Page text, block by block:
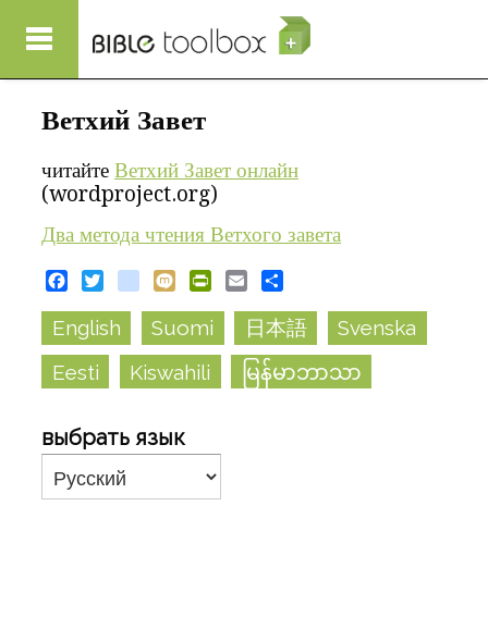
Перейти к основному содержанию
Ветхий Завет
читайте Ветхий Завет онлайн
(wordproject.org)
Два метода чтения Ветхого завета
FacebookTwitterblogger_post
Mixi PrintFriendly
Email
English Suomi 日本語
Svenska
Eesti
Kiswahili မြန်မာဘာသာ
выбрать язык